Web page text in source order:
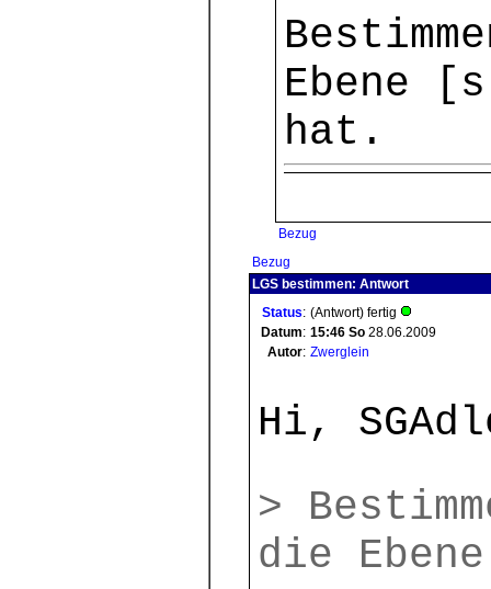
Ebene
hat.
Bezug
Bezug
LGS bestimmen: Antwort
Status: (Antwort) fertig
Datum: 15:46 So 28.06.2009
Autor: Zwerglein
Hi,
>
die Ebene